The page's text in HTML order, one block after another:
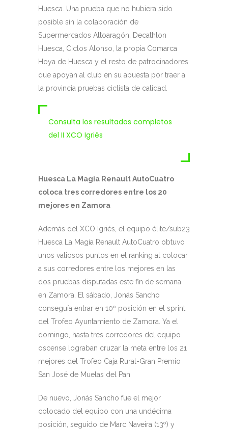
Huesca. Una prueba que no hubiera sido
posible sin la colaboración de
Supermercados Altoaragón, Decathlon
Huesca, Ciclos Alonso, la propia Comarca
Hoya de Huesca y el resto de patrocinadores
que apoyan al club en su apuesta por traer a
la provincia pruebas ciclista de calidad.
Consulta los resultados completos
del II XCO Igriés
Huesca La Magia Renault AutoCuatro
coloca tres corredores entre los 20
mejores en Zamora
Además del XCO Igriés, el equipo élite/sub23
Huesca La Magia Renault AutoCuatro obtuvo
unos valiosos puntos en el ranking al colocar
a sus corredores entre los mejores en las
dos pruebas disputadas este fin de semana
en Zamora. El sábado, Jonás Sancho
conseguía entrar en 10º posición en el sprint
del Trofeo Ayuntamiento de Zamora. Ya el
domingo, hasta tres corredores del equipo
oscense lograban cruzar la meta entre los 21
mejores del Trofeo Caja Rural-Gran Premio
San José de Muelas del Pan
De nuevo, Jonás Sancho fue el mejor
colocado del equipo con una undécima
posición, seguido de Marc Naveira (13º) y